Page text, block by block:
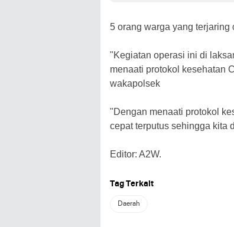
5 orang warga yang terjaring
"Kegiatan operasi ini di
menaati protokol kesehatan
wakapolsek
"Dengan menaati protokol
cepat terputus sehingga kita
Editor: A2W.
Tag Terkait
Daerah